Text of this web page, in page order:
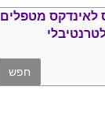
לאינדקס מטפלים